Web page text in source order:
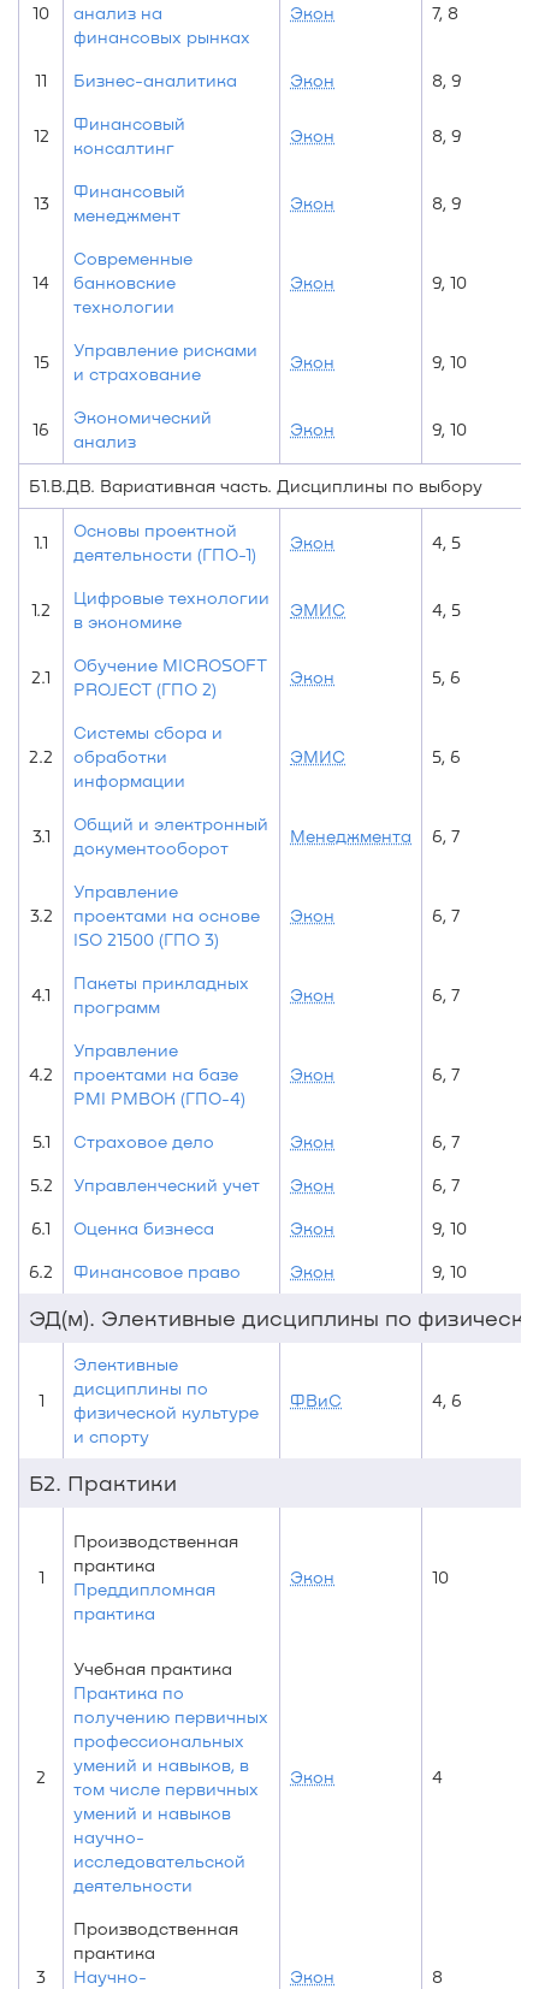
10
анализ на
финансовых рынках
Экон 7, 8
11 Бизнес-аналитика Экон 8, 9
12
Финансовый
консалтинг
Экон 8, 9
13
Финансовый
менеджмент
Экон 8, 9
14
Современные
банковские
технологии
Экон 9, 10
15
Управление рисками
и страхование
Экон 9, 10
16
Экономический
анализ
Экон 9, 10
Б1.В.ДВ. Вариативная часть. Дисциплины по выбору
1.1
Основы проектной
деятельности (ГПО-1)
Экон 4, 5
1.2
Цифровые технологии
в экономике
ЭМИС 4, 5
2.1
Обучение MICROSOFT
PROJECT (ГПО 2)
Экон 5, 6
2.2
Системы сбора и
обработки
информации
ЭМИС 5, 6
3.1
Общий и электронный
документооборот
Менеджмента 6, 7
3.2
Управление
проектами на основе
ISO 21500 (ГПО 3)
Экон 6, 7
4.1
Пакеты прикладных
программ
Экон 6, 7
4.2
Управление
проектами на базе
PMI PMBOK (ГПО-4)
Экон 6, 7
5.1 Страховое дело Экон 6, 7
5.2 Управленческий учет Экон 6, 7
6.1 Оценка бизнеса Экон 9, 10
6.2 Финансовое право Экон 9, 10
ЭД(м). Элективные дисциплины по
1
Элективные
дисциплины по
физической культуре
и спорту
ФВиС 4, 6
Б2. Практики
1
Производственная
практика
Преддипломная
практика
Экон 10
2
Учебная практика
Практика по
получению первичных
профессиональных
умений и навыков, в
том числе первичных
умений и навыков
научно-
исследовательской
деятельности
Экон 4
3
Производственная
практика
Научно-
Экон 8